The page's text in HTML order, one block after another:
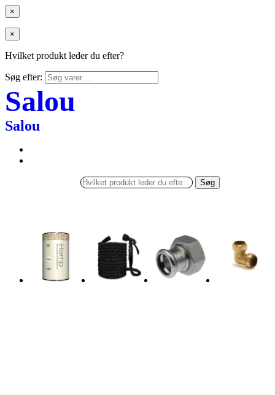
×
×
Hvilket produkt leder du efter?
Søg efter:
Salou
Salou
Søg